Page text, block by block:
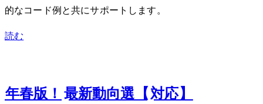
的なコード例と共にサポートします。
読む
2024年春版！JavaScript/TypeScript最新動向5選【Bun/Node.js/Deno対応】